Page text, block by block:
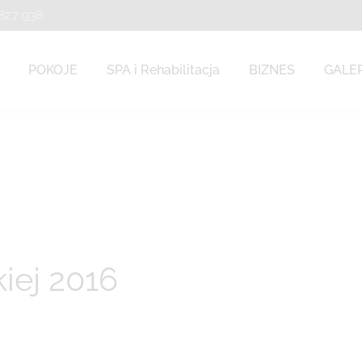
POKOJE SPA i Rehabilitacja BIZNES
2016
POKOJE SPA i Rehabilitacja BIZNES